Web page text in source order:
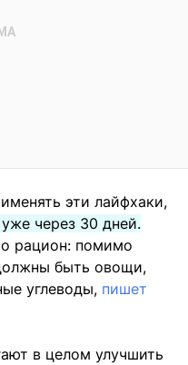
эти лайфхаки,
уже через 30 дней.
рацион: помимо
быть овощи,
углеводы, пишет
в целом улучшить